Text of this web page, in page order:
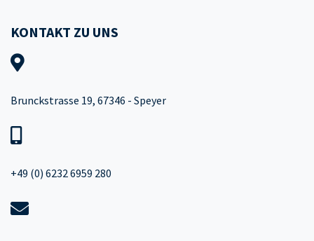
KONTAKT ZU UNS
Brunckstrasse 19, 67346 - Speyer
+49 (0) 6232 6959 280